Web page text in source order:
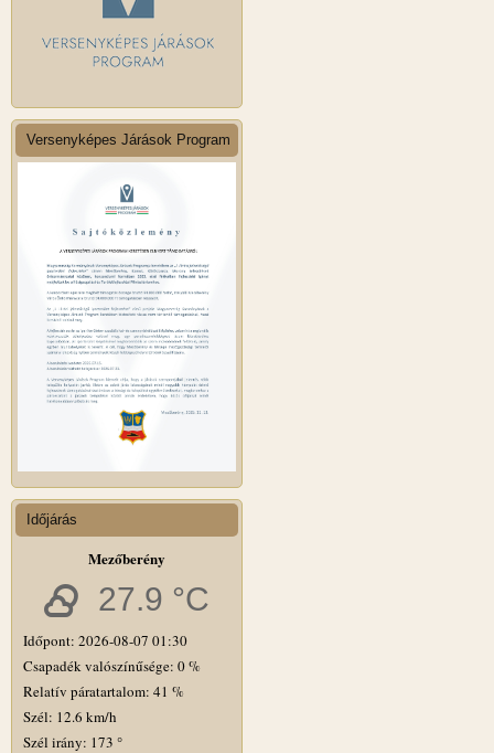
Versenyképes Járások Program
Időjárás
Mezőberény
27.9 °C
Időpont: 2026-08-07 01:30
Csapadék valószínűsége: 0 %
Relatív páratartalom: 41 %
Szél: 12.6 km/h
Szél irány: 173 °